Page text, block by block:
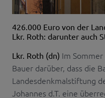
426.000 Euro von der
Lkr. Roth: darunter auch
Lkr. Roth (dn) Im
Bauer darüber, dass die
Landesdenkmalstiftung
Johannes d.T. eine